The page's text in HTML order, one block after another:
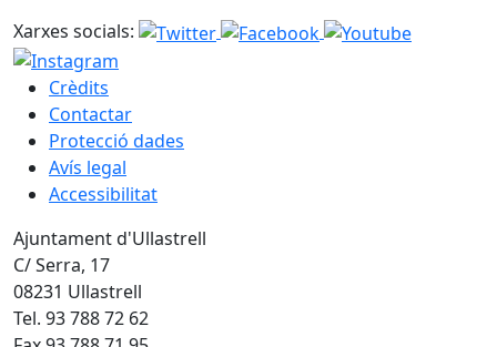
Xarxes socials:
Crèdits
Contactar
Protecció dades
Avís legal
Accessibilitat
Ajuntament d'Ullastrell
C/ Serra, 17
08231 Ullastrell
Tel. 93 788 72 62